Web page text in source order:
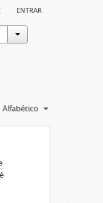
entrar
Alfabético